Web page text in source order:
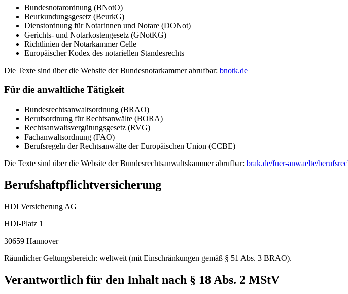
Bundesnotarordnung (BNotO)
Beurkundungsgesetz (BeurkG)
Dienstordnung für Notarinnen und Notare (DONot)
Gerichts- und Notarkostengesetz (GNotKG)
Richtlinien der Notarkammer Celle
Europäischer Kodex des notariellen Standesrechts
Die Texte sind über die Website der Bundesnotarkammer abrufbar: bnotk.de
Für die anwaltliche Tätigkeit
Bundesrechtsanwaltsordnung (BRAO)
Berufsordnung für Rechtsanwälte (BORA)
Rechtsanwaltsvergütungsgesetz (RVG)
Fachanwaltsordnung (FAO)
Berufsregeln der Rechtsanwälte der Europäischen Union (CCBE)
Die Texte sind über die Website der Bundesrechtsanwaltskammer abrufbar: brak.de/fuer-anwaelte/
Berufshaftpflichtversicherung
HDI Versicherung AG
HDI-Platz 1
30659 Hannover
Räumlicher Geltungsbereich: weltweit (mit Einschränkungen gemäß § 51 Abs. 3 BRAO).
Verantwortlich für den Inhalt nach § 18 Abs. 2 MStV